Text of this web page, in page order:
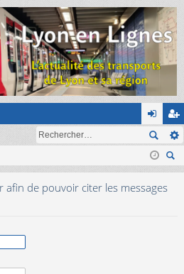
on
ne
ns
cri
ec
her
afin de pouvoir citer les messages